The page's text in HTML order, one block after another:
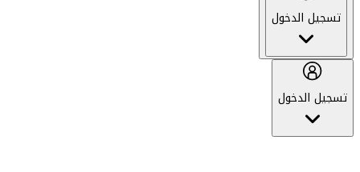
تسجيل الدخول
تسجيل الدخول